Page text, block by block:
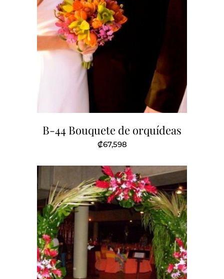
B-44 Bouquete de orquídeas
₡67,598